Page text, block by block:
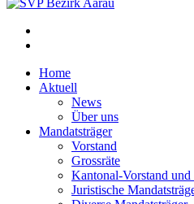
Home
Aktuell
News
Über uns
Mandatsträger
Vorstand
Grossräte
Kantonal-Vorstand und
Juristische